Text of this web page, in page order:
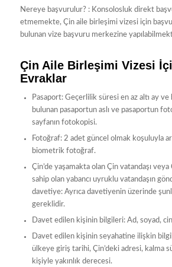
Nereye başvurulur? : Konsolosluk direkt
etmemekte, Çin aile birleşimi vizesi için
bulunan vize başvuru merkezine
Çin Aile Birleşimi Vizesi
Evraklar
Pasaport: Geçerlilik süresi en az altı ay ve
bulunan pasaportun aslı ve pasaportun
sayfanın fotokopisi.
Fotoğraf: 2 adet güncel olmak koşuluyla
biometrik fotoğraf.
Çin’de yaşamakta olan Çin vatandaşı veya
sahip olan yabancı uyruklu vatandaşın
davetiye: Ayrıca davetiyenin üzerinde
gereklidir.
Davet edilen kişinin bilgileri: Ad, soyad,
Davet edilen kişinin seyahatine ilişkin
ülkeye giriş tarihi, Çin’deki adresi, kalma
kişiyle yakınlık derecesi.